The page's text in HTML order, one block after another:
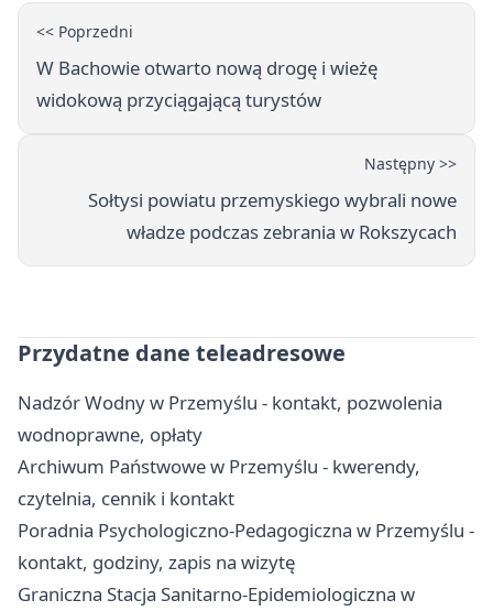
<< Poprzedni
W Bachowie otwarto nową drogę i wieżę
widokową przyciągającą turystów
Następny >>
Sołtysi powiatu przemyskiego wybrali nowe
władze podczas zebrania w Rokszycach
Przydatne dane teleadresowe
Nadzór Wodny w Przemyślu - kontakt, pozwolenia
wodnoprawne, opłaty
Archiwum Państwowe w Przemyślu - kwerendy,
czytelnia, cennik i kontakt
Poradnia Psychologiczno-Pedagogiczna w Przemyślu -
kontakt, godziny, zapis na wizytę
Graniczna Stacja Sanitarno-Epidemiologiczna w